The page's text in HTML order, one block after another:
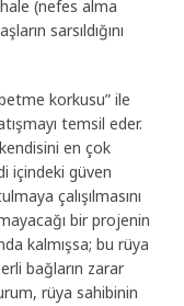
(nefes alma
sarsıldığını
korkusu” ile
temsil eder.
en çok
içindeki güven
çalışılmasını
bir projenin
kalmışsa; bu rüya
bağların zarar
rüya sahibinin